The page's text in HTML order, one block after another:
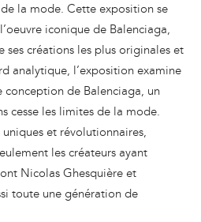
la mode. Cette exposition se
iconique de Balenciaga,
ses créations les plus originales et
analytique, l’exposition examine
de Balenciaga, un
cesse les limites de la mode.
uniques et révolutionnaires,
les créateurs ayant
Nicolas Ghesquière et
toute une génération de